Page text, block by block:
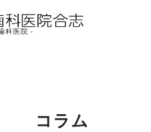
本県合志
科医院 -
コラム